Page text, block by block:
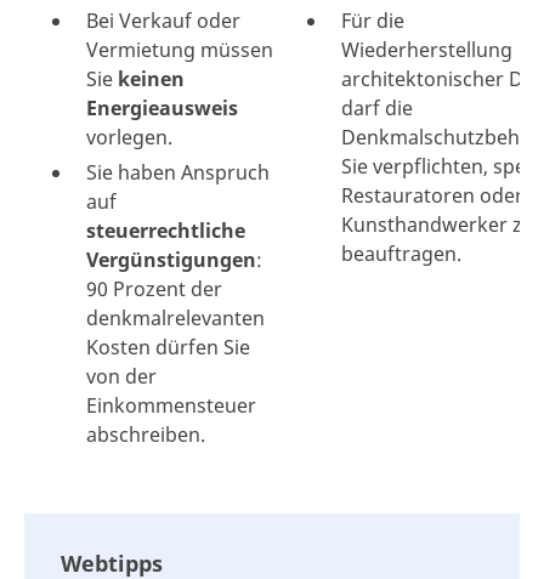
Bei Verkauf oder
Vermietung müssen
Sie keinen
Energieausweis
vorlegen.
Sie haben Anspruch
auf
steuerrechtliche
Vergünstigungen:
90 Prozent der
denkmalrelevanten
Kosten dürfen Sie
von der
Einkommensteuer
abschreiben.
Für die
Wiederherstellung
architektonischer
darf die
Sie verpflichten,
Restauratoren oder
Kunsthandwerker zu
beauftragen.
Webtipps